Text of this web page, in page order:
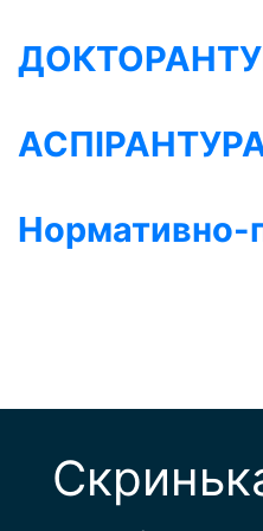
Нормативно-